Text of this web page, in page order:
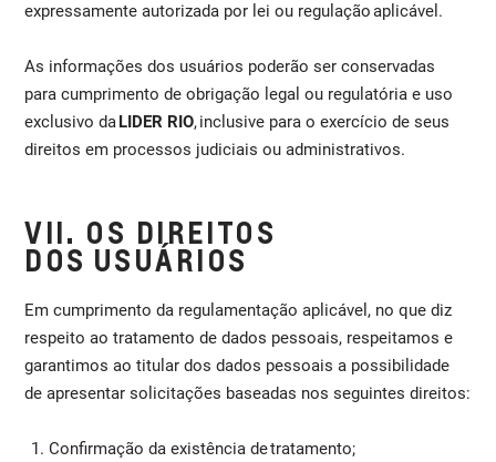
expressamente autorizada por lei ou regulação aplicável.
As informações dos usuários poderão ser conservadas
para cumprimento de obrigação legal ou regulatória e uso
exclusivo daLIDER RIO, inclusive para o exercício de seus
direitos em processos judiciais ou administrativos.
VII. OS DIREITOS
DOS USUÁRIOS
Em cumprimento da regulamentação aplicável, no que diz
respeito ao tratamento de dados pessoais, respeitamos e
garantimos ao titular dos dados pessoais a possibilidade
de apresentar solicitações baseadas nos seguintes direitos:
Confirmação da existência de tratamento;